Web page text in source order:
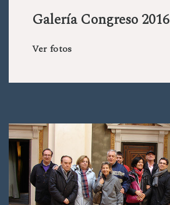
Galería Congreso 2016
Ver fotos